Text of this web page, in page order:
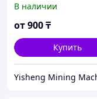
В наличии
от900₸
Купить